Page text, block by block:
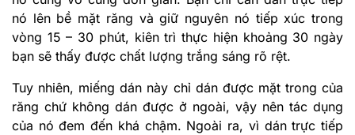
nó lên bề mặt răng và giữ nguyên nó tiếp xúc trong
vòng 15 – 30 phút, kiên trì thực hiện khoảng 30 ngày
bạn sẽ thấy được chất lượng trắng sáng rõ rệt.
Tuy nhiên, miếng dán này chỉ dán được mặt trong của
răng chứ không dán được ở ngoài, vậy nên tác dụng
của nó đem đến khá chậm. Ngoài ra, vì dán trực tiếp